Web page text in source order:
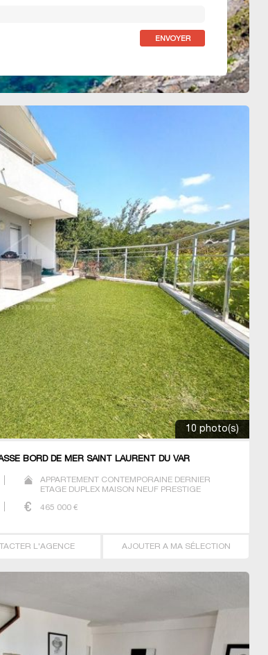
10 photo(s)
BORD DE MER SAINT LAURENT DU VAR
APPARTEMENT CONTEMPORAINE DERNIER
ETAGE DUPLEX MAISON NEUF PRESTIGE
465 000 €
L'AGENCE AJOUTER A MA SÉLECTION